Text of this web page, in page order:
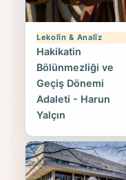
Lekolîn & Analîz
Hakikatin
Bölünmezliği ve
Geçiş Dönemi
Adaleti - Harun
Yalçın